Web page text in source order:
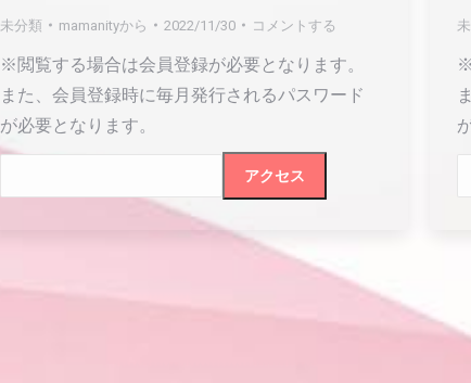
未分類 mamanityから 2022/11/30 コメントする
※閲覧する場合は会員登録が必要となります。
また、会員登録時に毎月発行されるパスワード
が必要となります。